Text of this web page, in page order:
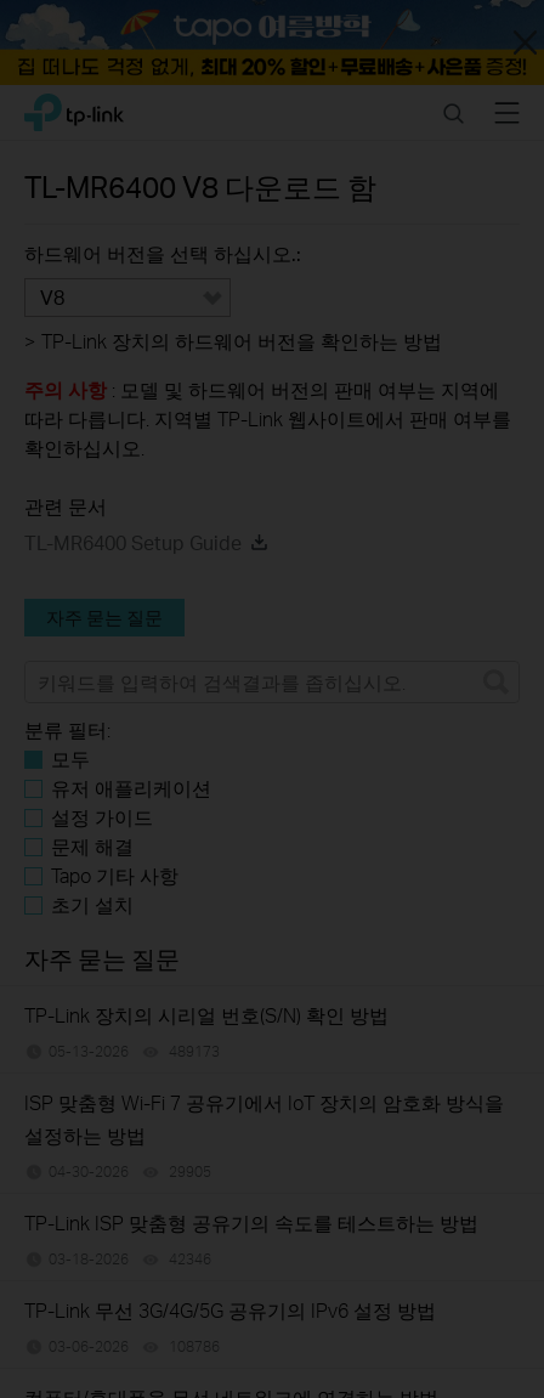
Click
the
navigation
TP-Link, Reliably Smart SearchMenu
TL-MR6400 V8 다운로드 함
하드웨어 버전을 선택 하십시오.:
V8
> TP-Link 장치의 하드웨어 버전을 확인하는 방법
주의 사항 : 모델 및 하드웨어 버전의 판매 여부는 지역에
따라 다릅니다. 지역별 TP-Link 웹사이트에서 판매 여부를
확인하십시오.
관련 문서
TL-MR6400 Setup Guide
자주 묻는 질문
분류 필터:
모두
유저 애플리케이션
설정 가이드
문제 해결
Tapo 기타 사항
초기 설치
자주 묻는 질문
TP-Link 장치의 시리얼 번호(S/N) 확인 방법
05-13-2026 489173
ISP 맞춤형 Wi-Fi 7 공유기에서 IoT 장치의 암호화 방식을
설정하는 방법
04-30-2026 29905
TP-Link ISP 맞춤형 공유기의 속도를 테스트하는 방법
03-18-2026 42346
TP-Link 무선 3G/4G/5G 공유기의 IPv6 설정 방법
03-06-2026 108786